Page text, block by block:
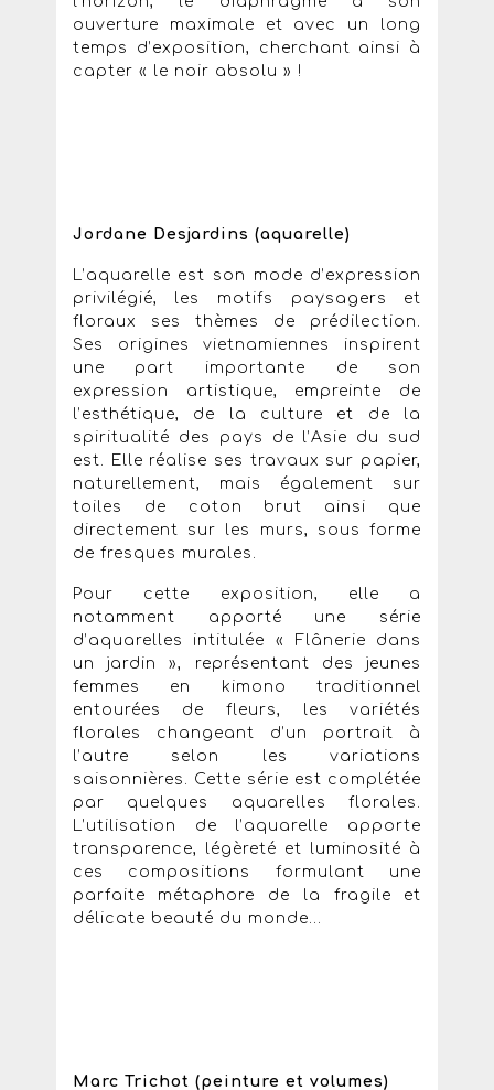
ouverture maximale et avec un long
temps d’exposition, cherchant ainsi à
capter « le noir absolu » !
Jordane Desjardins (aquarelle)
L’aquarelle est son mode d’expression
privilégié, les motifs paysagers et
floraux ses thèmes de prédilection.
Ses origines vietnamiennes inspirent
une part importante de son
expression artistique, empreinte de
l’esthétique, de la culture et de la
spiritualité des pays de l’Asie du sud
est. Elle réalise ses travaux sur papier,
naturellement, mais également sur
toiles de coton brut ainsi que
directement sur les murs, sous forme
de fresques murales.
Pour cette exposition, elle a
notamment apporté une série
d’aquarelles intitulée « Flânerie dans
un jardin », représentant des jeunes
femmes en kimono traditionnel
entourées de fleurs, les variétés
florales changeant d’un portrait à
l’autre selon les variations
saisonnières. Cette série est complétée
par quelques aquarelles florales.
L’utilisation de l’aquarelle apporte
transparence, légèreté et luminosité à
ces compositions formulant une
parfaite métaphore de la fragile et
délicate beauté du monde...
Marc Trichot (peinture et volumes)